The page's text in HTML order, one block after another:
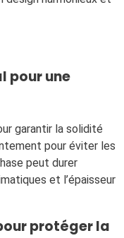
pour une
garantir la solidité
pour éviter les
peut durer
et l’épaisseur
protéger la